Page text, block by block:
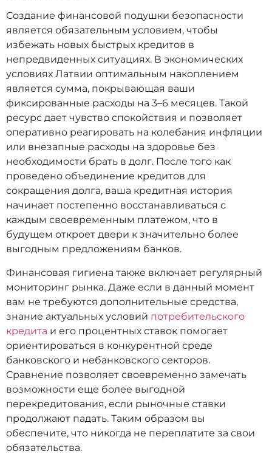
Создание финансовой подушки безопасности
является обязательным условием, чтобы
избежать новых быстрых кредитов в
непредвиденных ситуациях. В экономических
условиях Латвии оптимальным накоплением
является сумма, покрывающая ваши
фиксированные расходы на 3–6 месяцев. Такой
ресурс дает чувство спокойствия и позволяет
оперативно реагировать на колебания инфляции
или внезапные расходы на здоровье без
необходимости брать в долг. После того как
проведено объединение кредитов для
сокращения долга, ваша кредитная история
начинает постепенно восстанавливаться с
каждым своевременным платежом, что в
будущем откроет двери к значительно более
выгодным предложениям банков.
Финансовая гигиена также включает регулярный
мониторинг рынка. Даже если в данный момент
вам не требуются дополнительные средства,
знание актуальных условий потребительского
кредита и его процентных ставок помогает
ориентироваться в конкурентной среде
банковского и небанковского секторов.
Сравнение позволяет своевременно замечать
возможности еще более выгодной
перекредитования, если рыночные ставки
продолжают падать. Таким образом вы
обеспечите, что никогда не переплатите за свои
обязательства.